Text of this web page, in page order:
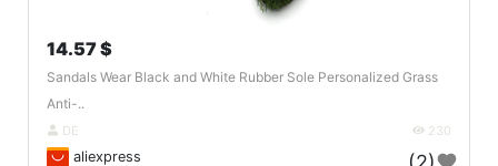
14.57 $
Sandals Wear Black and White Rubber Sole Personalized Grass
Anti-..
DE 230
aliexpress